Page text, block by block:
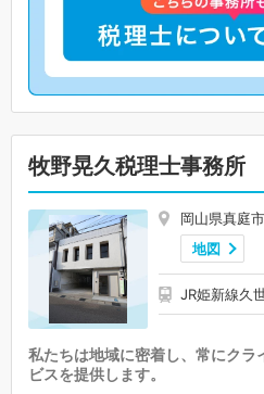
牧野晃久税理士事務所
岡山県真庭
地図
JR姫新線久
私たちは地域に密着し、常にクラ
ビスを提供します。